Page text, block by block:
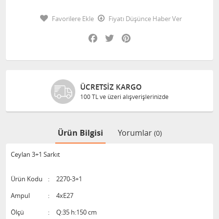
Favorilere Ekle
Fiyatı Düşünce Haber Ver
Facebook
Twitter
ÜCRETSIZ KARGO
100 TL ve üzeri alışverişlerinizde
Ürün Bilgisi Yorumlar (0)
Ceylan 3+1 Sarkıt
Ürün Kodu :
2270-3+1
Ampul
:
4xE27
Ölçü
:
Q:35 h:150 cm